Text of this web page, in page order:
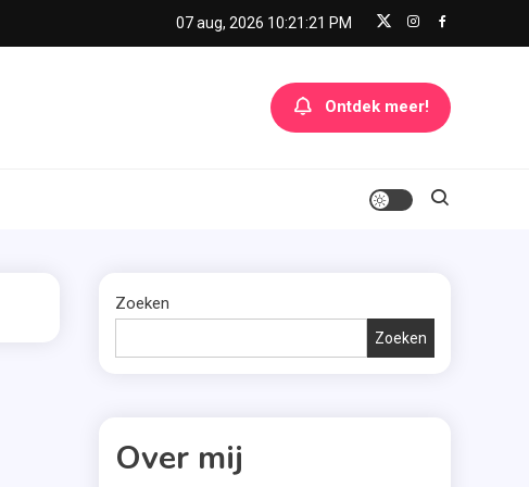
07 aug, 2026 10:21:21 PM
Ontdek meer!
Zoeken
Zoeken
Over mij